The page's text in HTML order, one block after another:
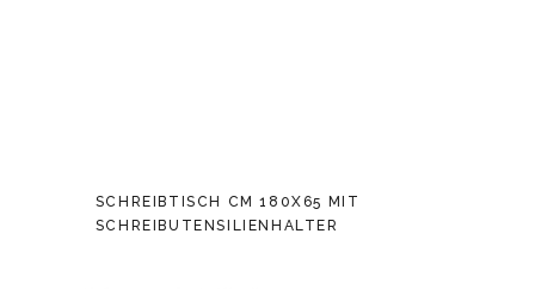
SCHREIBTISCH CM 180X65 MIT
SCHREIBUTENSILIENHALTER